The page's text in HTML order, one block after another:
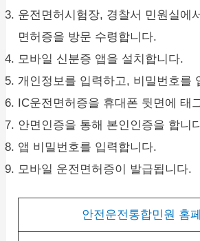
운전면허시험장, 경찰서 민원실에
면허증을 방문 수령합니다.
모바일 신분증 앱을 설치합니다.
개인정보를 입력하고, 비밀번호를
IC운전면허증을 휴대폰 뒷면에 태
안면인증을 통해 본인인증을 합니
앱 비밀번호를 입력합니다.
모바일 운전면허증이 발급됩니다.
안전운전통합민원 홈